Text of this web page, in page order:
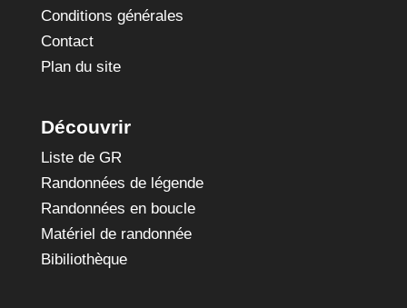
Conditions générales
Contact
Plan du site
Découvrir
Liste de GR
Randonnées de légende
Randonnées en boucle
Matériel de randonnée
Bibiliothèque